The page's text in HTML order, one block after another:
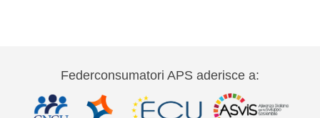
Federconsumatori APS aderisce a: